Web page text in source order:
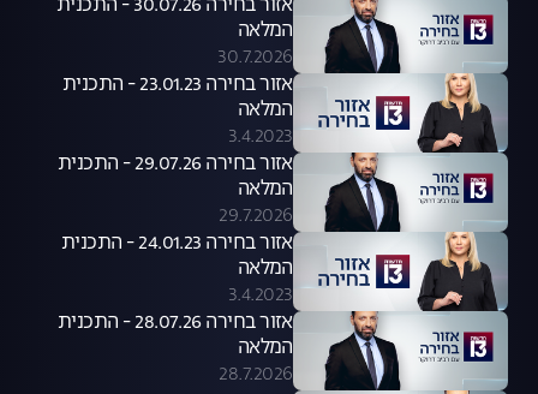
אזור בחירה 30.07.26 - התכנית
המלאה
30.7.2026
אזור בחירה 23.01.23 - התכנית
המלאה
3.4.2023
אזור בחירה 29.07.26 - התכנית
המלאה
29.7.2026
אזור בחירה 24.01.23 - התכנית
המלאה
3.4.2023
אזור בחירה 28.07.26 - התכנית
המלאה
28.7.2026